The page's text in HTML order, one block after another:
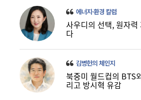
16:26
미·중에 로봇 패권 안 뺏긴다…현
벌 로봇 파운드리’ 구축할 것”
에너지·환경 칼럼
사우디의 선택, 원자력
다
김병헌의 체인지
북중미 월드컵의 BTS
리고 방시혁 유감